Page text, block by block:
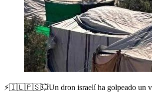
⚡️🇮🇱🇵🇸💥Un dron israelí ha golpeado un